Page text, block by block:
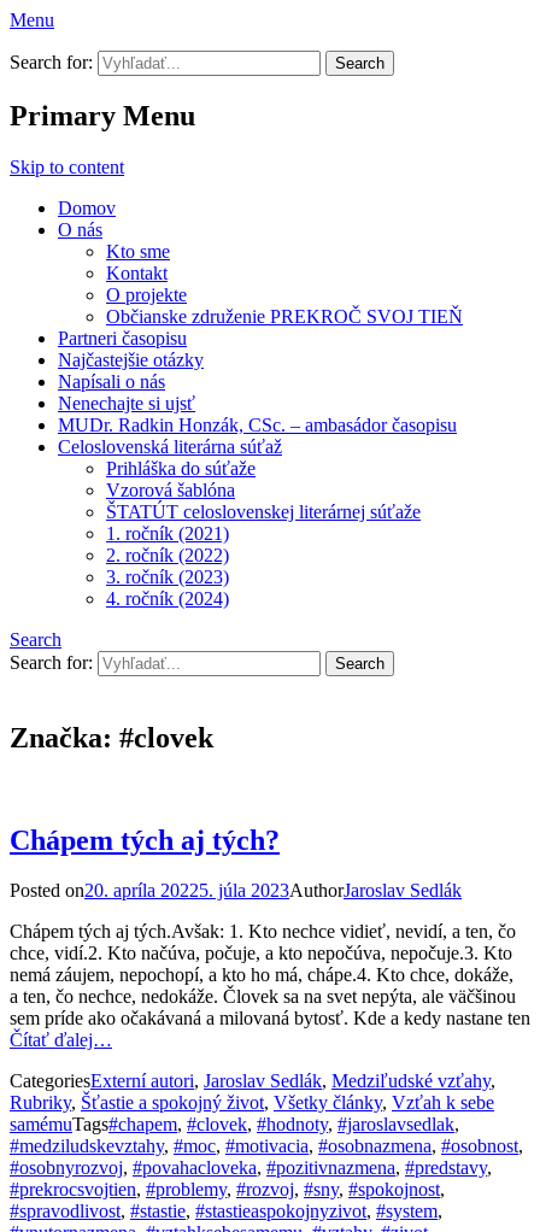
Menu
Prekroč svoj tieň
Search for:
Primary Menu
Skip to content
Domov
O nás
Kto sme
Kontakt
O projekte
Občianske združenie PREKROČ SVOJ TIEŇ
Partneri časopisu
Najčastejšie otázky
Napísali o nás
Nenechajte si ujsť
MUDr. Radkin Honzák, CSc. – ambasádor časopisu
Celoslovenská literárna súťaž
Prihláška do súťaže
Vzorová šablóna
ŠTATÚT celoslovenskej literárnej súťaže
1. ročník (2021)
2. ročník (2022)
3. ročník (2023)
4. ročník (2024)
Search
Search for:
Značka: #clovek
Chápem tých aj tých?
Posted on20. apríla 20225. júla 2023AuthorJaroslav Sedlák
Chápem tých aj tých.Avšak: 1. Kto nechce vidieť, nevidí, a ten, čo
chce, vidí.2. Kto načúva, počuje, a kto nepočúva, nepočuje.3. Kto
nemá záujem, nepochopí, a kto ho má, chápe.4. Kto chce, dokáže,
a ten, čo nechce, nedokáže. Človek sa na svet nepýta, ale väčšinou
sem príde ako očakávaná a milovaná bytosť. Kde a kedy nastane ten
Čítať ďalej…
CategoriesExterní autori, Jaroslav Sedlák, Medziľudské vzťahy,
Rubriky, Šťastie a spokojný život, Všetky články, Vzťah k sebe
samémuTags#chapem, #clovek, #hodnoty, #jaroslavsedlak,
#medziludskevztahy, #moc, #motivacia, #osobnazmena, #osobnost,
#osobnyrozvoj, #povahacloveka, #pozitivnazmena, #predstavy,
#prekrocsvojtien, #problemy, #rozvoj, #sny, #spokojnost,
#spravodlivost, #stastie, #stastieaspokojnyzivot, #system,